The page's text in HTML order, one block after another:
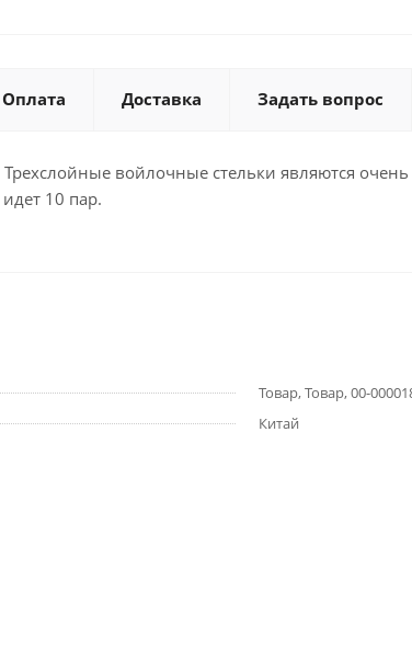
Оплата Доставка Задать вопрос
войлочные стельки являются
10 пар.
Товар, Товар, 00-
Китай